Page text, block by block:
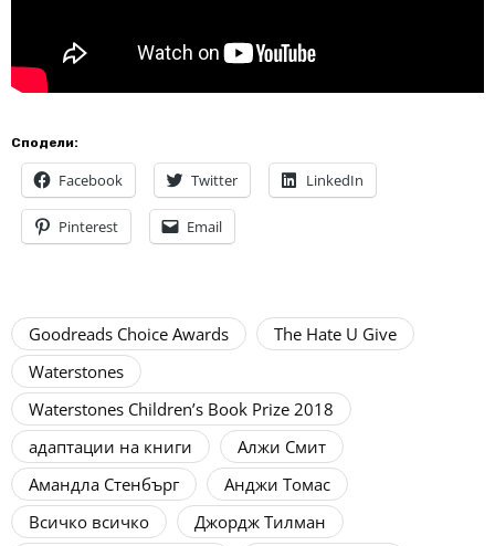
Сподели:
Facebook Twitter LinkedIn
Pinterest Email
Goodreads Choice Awards
The Hate U Give
Waterstones
Waterstones Children’s Book Prize 2018
адаптации на книги
Алжи Смит
Амандла Стенбърг
Анджи Томас
Всичко всичко
Джордж Тилман